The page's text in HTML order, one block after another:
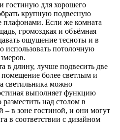
для хорошего
крупную подвесную
плафонами. Если же комната
громоздкая и объёмная
ощущение тесноты и в
использовать потолочную
в длину, лучше подвесить две
более светлым и
светильника можно
выполняет функцию
над столом в
– в зоне гостиной, и они могут
в соответствии с дизайном